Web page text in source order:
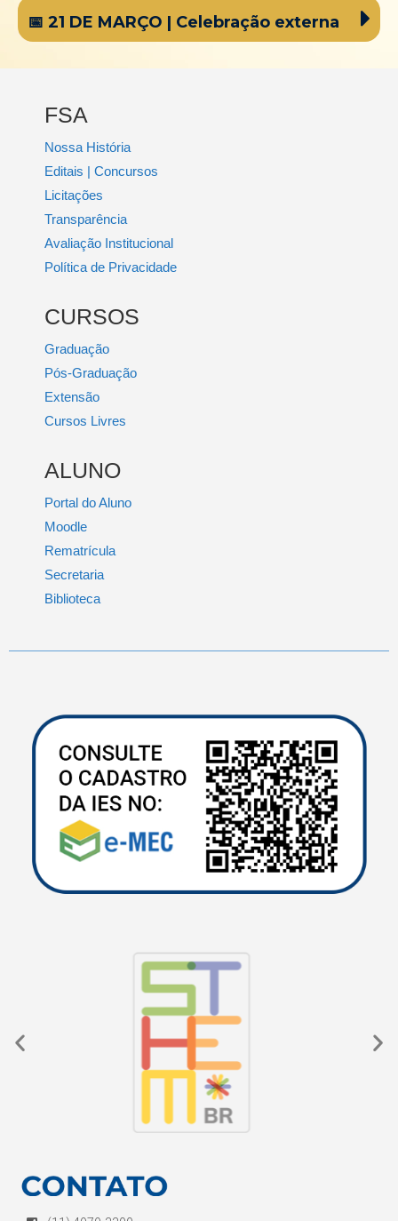
📅 21 DE MARÇO | Celebração externa
FSA
Nossa História
Editais | Concursos
Licitações
Transparência
Avaliação Institucional
Política de Privacidade
CURSOS
Graduação
Pós-Graduação
Extensão
Cursos Livres
ALUNO
Portal do Aluno
Moodle
Rematrícula
Secretaria
Biblioteca